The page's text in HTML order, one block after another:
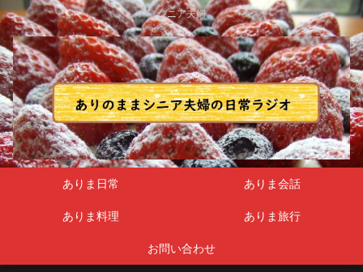
シニア夫婦
ありま日常 ありま会話
ありま料理 ありま旅行
お問い合わせ